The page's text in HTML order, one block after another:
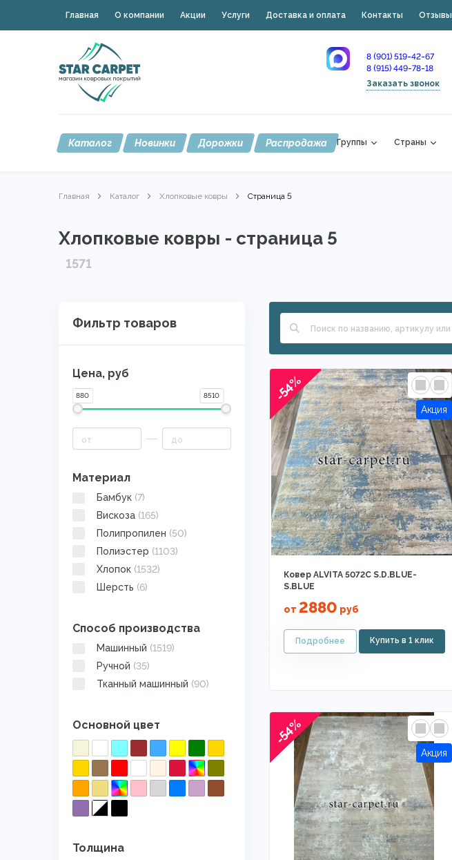
Главная О компании Акции Услуги Доставка и оплата Контакты Отзывы
8 (901) 519-42-67
8 (915) 449-78-18
Заказать звонок
Каталог Новинки Дорожки Распродажа Группы Страны
Главная Каталог Хлопковые ковры Страница 5
Хлопковые ковры - страница 5
1571
Фильтр товаров
Цена, руб
880 8510
Материал
Бамбук (7)
Вискоза (165)
Полипропилен (50)
Полиэстер (1103)
Хлопок (1532)
Шерсть (6)
Способ производства
Машинный (1519)
Ручной (35)
Тканный машинный (90)
Основной цвет
Толщина
-54%
Ковер ALVITA 5072C S.D.BLUE-
S.BLUE
от 2880 руб
-54%